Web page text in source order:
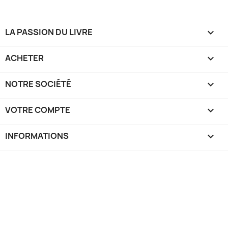
LA PASSION DU LIVRE 
ACHETER 
NOTRE SOCIÉTÉ 
VOTRE COMPTE 
INFORMATIONS keyboard_arrow_down